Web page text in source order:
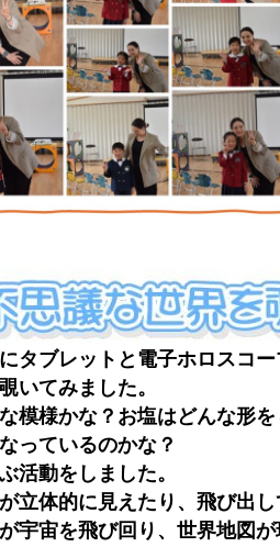
タブレットと電子ホロスコ
いてみました。
模様かな？お塩はどんな形
っているのかな？
活動をしました。
立体的に見えたり、飛び出
宇宙を飛び回り、世界地図